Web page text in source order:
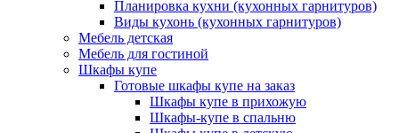
Планировка кухни (кухонных гарнитуров)
Виды кухонь (кухонных гарнитуров)
Мебель детская
Мебель для гостиной
Шкафы купе
Готовые шкафы купе на заказ
Шкафы купе в прихожую
Шкафы-купе в спальню